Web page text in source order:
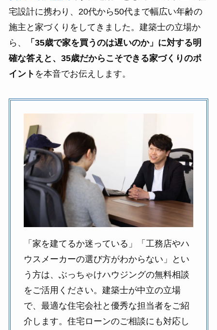
宅設計に携わり、20代から50代まで幅広い年齢の
施主と家づくりをしてきました。建築士の立場か
ら、
「35歳で家を買うのは遅いのか」に対する明
確な答えと、35歳だからこそできる家づくりのポ
イント を本音でお伝えします。
「家を建てるか迷っている」「工務店やハ
ウスメーカーの選び方がわからない」とい
う方は、ぶっちゃけハウジングの無料相談
をご活用ください。建築士が中立の立場
で、最適な住宅会社と優秀な担当者をご紹
介します。住宅ローンのご相談にも対応し